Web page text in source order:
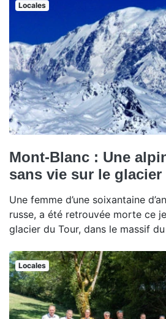
Locales
Mont-Blanc : Une
sans vie sur le glacier
Une femme d’une soixantaine
russe, a été retrouvée morte ce
glacier du Tour, dans le massif
Locales